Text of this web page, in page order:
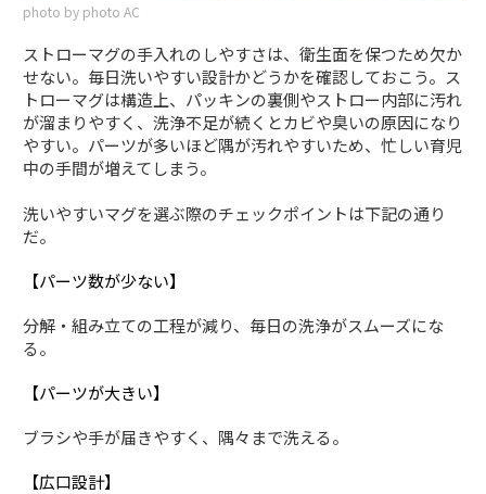
photo by photo AC
ストローマグの手入れのしやすさは、衛生面を保つため欠か
せない。毎日洗いやすい設計かどうかを確認しておこう。ス
トローマグは構造上、パッキンの裏側やストロー内部に汚れ
が溜まりやすく、洗浄不足が続くとカビや臭いの原因になり
やすい。パーツが多いほど隅が汚れやすいため、忙しい育児
中の手間が増えてしまう。
洗いやすいマグを選ぶ際のチェックポイントは下記の通り
だ。
【パーツ数が少ない】
分解・組み立ての工程が減り、毎日の洗浄がスムーズにな
る。
【パーツが大きい】
ブラシや手が届きやすく、隅々まで洗える。
【広口設計】